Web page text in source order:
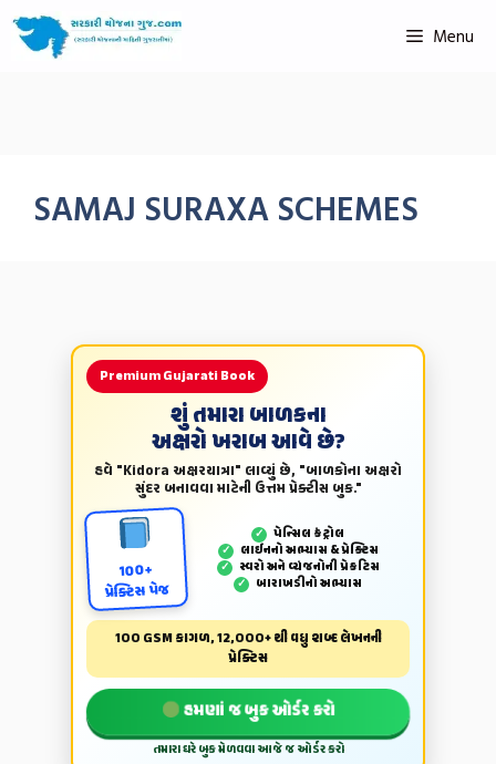
Menu
SAMAJ SURAXA SCHEMES
Premium Gujarati Book
શું તમારા બાળકના
અક્ષરો ખરાબ આવે છે?
હવે "Kidora અક્ષરયાત્રા" લાવ્યું છે, "બાળકોના અક્ષરો
સુંદર બનાવવા માટેની ઉત્તમ પ્રેક્ટીસ બુક."
100+
પ્રેક્ટિસ પેજ
✓ પેન્‍સિલ કંટ્રોલ
✓ લાઈનનો અભ્યાસ & પ્રેક્ટિસ
✓ સ્વરો અને વ્યંજનોની પ્રેકટિસ
✓ બારાખડીનો અભ્યાસ
100 GSM કાગળ, 12,000+ થી વધુ શબ્દ લેખનની
પ્રેક્ટિસ
હમણાં જ બુક ઓર્ડર કરો
તમારા ઘરે બુક મેળવવા આજે જ ઓર્ડર કરો